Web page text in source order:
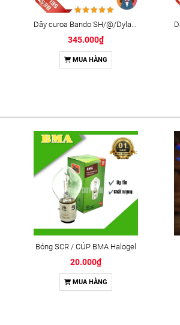
Dây curoa Bando SH/@/Dyland (V906-22.5-30)
345.000₫
MUA HÀNG
Bóng SCR / CÚP BMA Halogel
20.000₫
MUA HÀNG